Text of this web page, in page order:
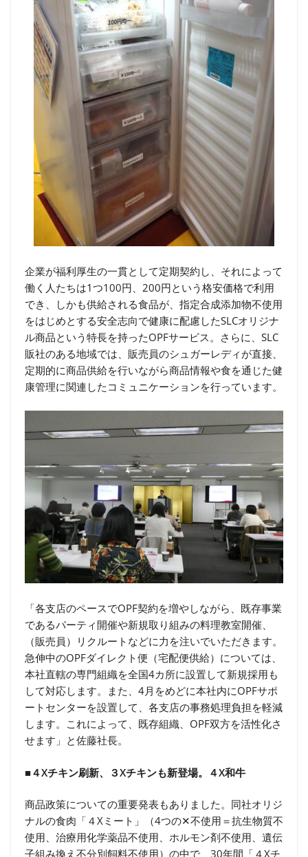
企業が福利厚生の一貫として定期契約し、それによって
働く人たちは1つ100円、200円という格安価格で利用
でき、しかも供給される食品が、指定合成添加物不使用
をはじめとする安全志向で健康に配慮したSLCオリジナ
ル商品という特長を持ったOPFサービス。さらに、SLC
販社のある地域では、販売員のシュガーレディが直接、
定期的に商品供給を行いながら商品情報や食を通じた健
康管理に関連したコミュニケーションを行っています。
「各支店のペースでOPF契約を増やしながら、既存事業
であるパーティ開催や新規取り組みの料理教室開催、
（販売員）リクルートなどに力を注いでいただきます。
急伸中のOPFダイレクト便（宅配便供給）については、
本社直轄の専門組織を全国4カ所に設置して新規採用も
して対応します。また、4月をめどに本社内にOPFサポ
ートセンターを設置して、各支店の事務処理負担を軽減
します。これによって、既存組織、OPF双方を活性化さ
せます」と佐藤社長。
■４Xチキン刷新、３Xチキンも新登場。４X和牛
商品政策についての重要発表もありました。同社オリジ
ナルの食肉「４Xミート」（4つの✕不使用＝抗生物質不
使用、治療用化学薬品不使用、ホルモン剤不使用、遺伝
子組み換え不分別飼料不使用）の中で、30年間「４Xチ